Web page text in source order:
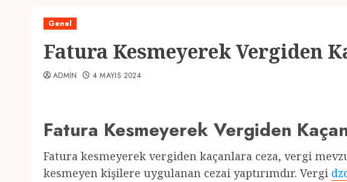
Genel
Fatura Kesmeyerek Vergiden
ADMIN 4 MAYIS 2024
Fatura Kesmeyerek Vergiden
Fatura kesmeyerek vergiden kaçanlara ceza, vergi
kesmeyen kişilere uygulanan cezai yaptırımdır. Vergi